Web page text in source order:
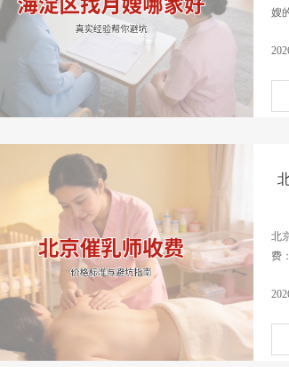
嫂
北
费